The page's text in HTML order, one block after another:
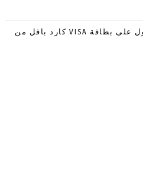
حصريا ::::الحصول على بطاقة VISA كارد باقل من